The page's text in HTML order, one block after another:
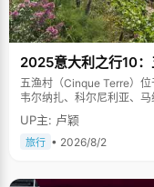
2025意大利之行10
五渔村（Cinque Terre）位
韦尔纳扎、科尔尼利亚、
山傍海，房屋色彩斑斓，
UP主: 卢颖
旅行 • 2026/8/2